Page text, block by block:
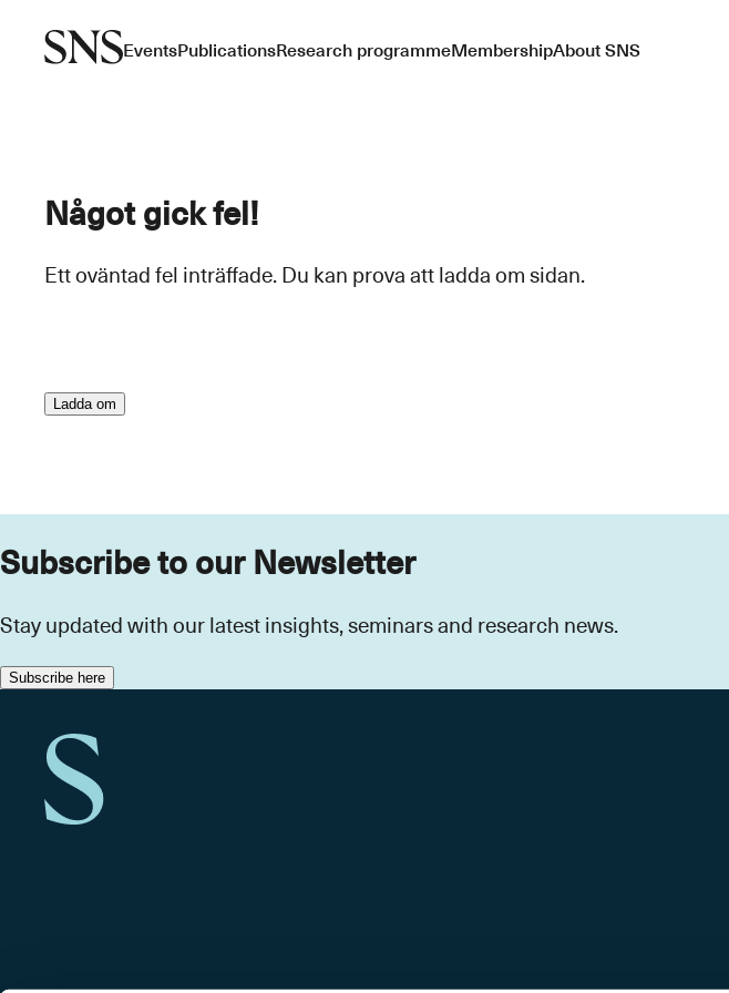
EventsPublicationsResearch programmeMembershipAbout SNS
Något gick fel!
Ett oväntad fel inträffade. Du kan prova att ladda om sidan.
Ladda om
Subscribe to our Newsletter
Stay updated with our latest insights, seminars and research news.
Subscribe here